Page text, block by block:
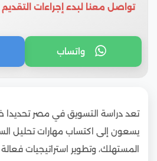
تواصل معنا لبدء إجراءات
واتساب
تعد دراسة التسويق في مصر تحديدا
يسعون إلى اكتساب مهارات تحليل
المستهلك، وتطوير استراتيجيات